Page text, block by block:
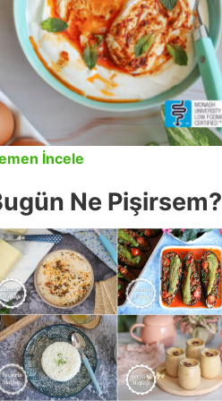
İncele
Ne Pişirsem?